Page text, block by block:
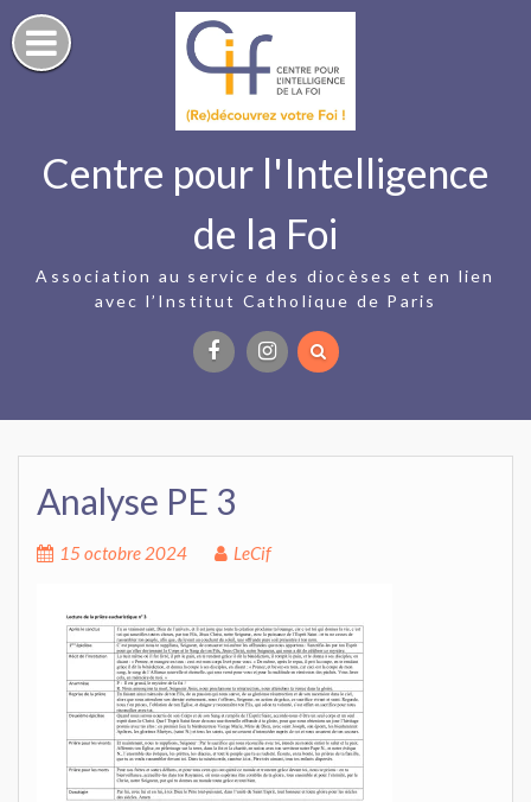
Skip
to
content
Centre pour l'Intelligence
de la Foi
Association au service des diocèses et en lien
avec l’Institut Catholique de Paris
Analyse PE 3
15 octobre 2024 LeCif